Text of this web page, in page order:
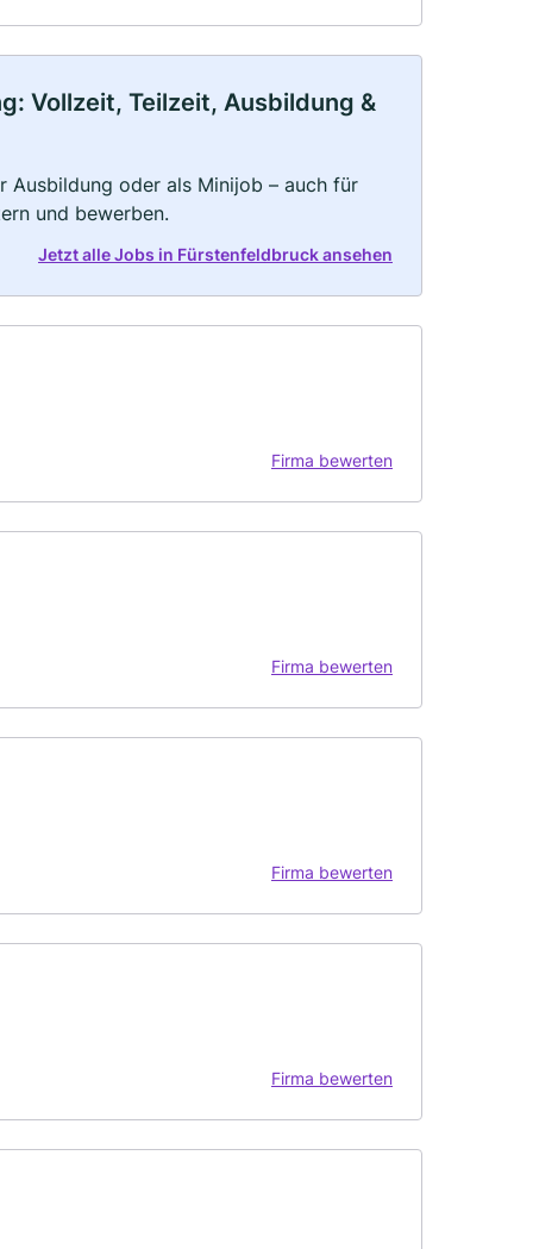
Vollzeit, Teilzeit, Ausbildung &
Ausbildung oder als Minijob – auch für
und bewerben.
Jetzt alle Jobs in Fürstenfeldbruck ansehen
Firma bewerten
Firma bewerten
Firma bewerten
Firma bewerten